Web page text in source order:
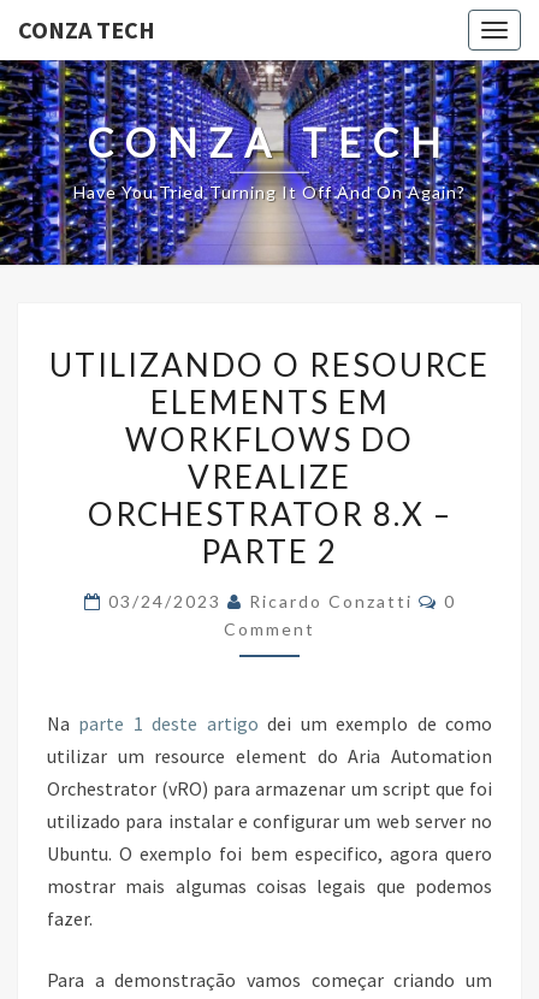
CONZA TECH
CONZA TECH
Have You Tried Turning It Off And On Again?
O
RESOURCE
ELEMENTS
EM
WORKFLOWS
DO
VREALIZE
ORCHESTRATOR
8.X
–
2
UTILIZANDO O RESOURCE
ELEMENTS EM
WORKFLOWS DO
VREALIZE
ORCHESTRATOR 8.X –
PARTE 2
03/24/2023 Ricardo Conzatti Comments
0
Comment
Na parte 1 deste artigo dei um exemplo de como
utilizar um resource element do Aria Automation
Orchestrator (vRO) para armazenar um script que foi
utilizado para instalar e configurar um web server no
Ubuntu. O exemplo foi bem especifico, agora quero
mostrar mais algumas coisas legais que podemos
fazer.
Para a demonstração vamos começar criando um